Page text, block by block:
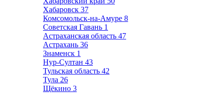
Хабаровск 37
Комсомольск-на-Амуре 8
Советская Гавань 1
Астраханская область 47
Астрахань 36
Знаменск 1
Нур-Султан 43
Тульская область 42
Тула 26
Щёкино 3